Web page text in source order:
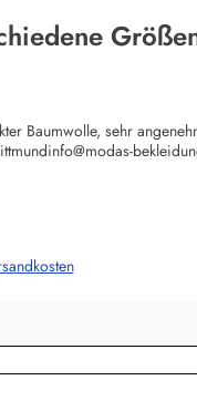
Baumwolle, sehr